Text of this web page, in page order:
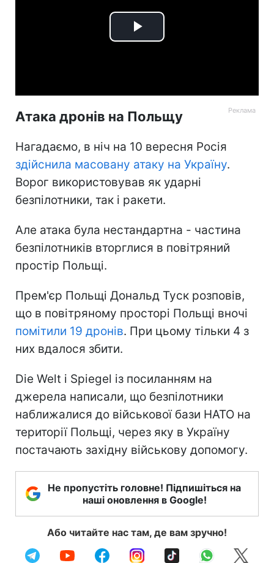
Play
Атака дронів на Польщу
Нагадаємо, в ніч на 10 вересня Росія
здійснила масовану атаку на Україну.
Ворог використовував як ударні
безпілотники, так і ракети.
Але атака була нестандартна - частина
безпілотників вторглися в повітряний
простір Польщі.
Прем'єр Польщі Дональд Туск розповів,
що в повітряному просторі Польщі вночі
помітили 19 дронів. При цьому тільки 4 з
них вдалося збити.
Die Welt і Spiegel із посиланням на
джерела написали, що безпілотники
наближалися до військової бази НАТО на
території Польщі, через яку в Україну
постачають західну військову допомогу.
Не пропустіть головне! Підпишіться на
наші оновлення в Google!
Або читайте нас там, де вам зручно!